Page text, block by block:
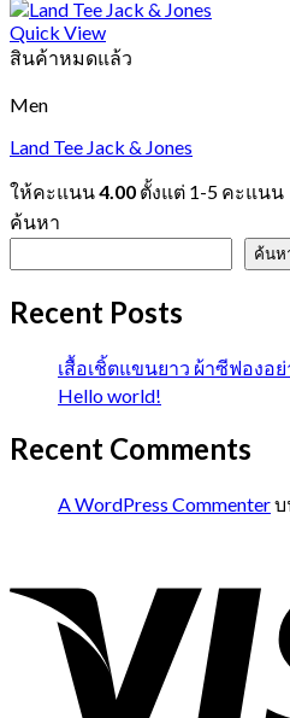
Quick View
สินค้าหมดแล้ว
Men
Land Tee Jack & Jones
ให้คะแนน4.00 ตั้งแต่ 1-5 คะแนน
ค้นหา
ค้นห
Recent Posts
เสื้อเชิ้ตแขนยาว ผ้าซีฟองอย่
Hello world!
Recent Comments
A WordPress Commenter